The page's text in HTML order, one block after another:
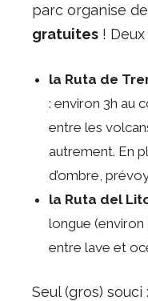
parc organise
gratuites !
la Ruta de
: environ 3h au
entre les
autrement. En
d’ombre,
la Ruta del
longue
entre lave et
Seul (gros)